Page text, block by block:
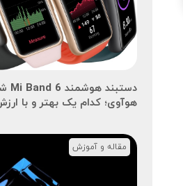
هوآوی؛ کدام یک بهتر و با
مقاله و آموزش